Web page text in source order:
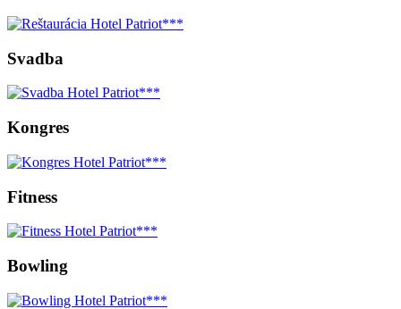
Svadba
Kongres
Fitness
Bowling